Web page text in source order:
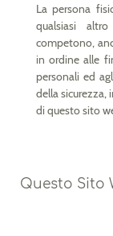
La persona
qualsiasi
competono,
in ordine alle
personali ed
della
di questo sito
Questo Sito